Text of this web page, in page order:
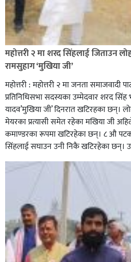
रक्तदान सेवामा जिल्लामै दोस्रो
रेडक्रस सिराहा द्वारा सम्मानित
सिराहाको औरहीमा जेन-जी भेला
महोत्तरी २ मा शरद सिंहलाई जिताउन
रामसुहाग ‘मुखिया जी’
महोत्तरी : महोत्तरी २ मा जनता समाजवादी
प्रतिनिधिसभा सदस्यका उम्मेदवार शरद सिंह
यादव’मुखिया जी’ दिनरात खटिरहका छन्।
मेयरका प्रत्यासी समेत रहेका मखिया जी
कमाण्डरका रूपमा खटिरहेका छन्। ८ औ पटक
सिंहलाई सघाउन उनी निकै खटिरहेका छन्।